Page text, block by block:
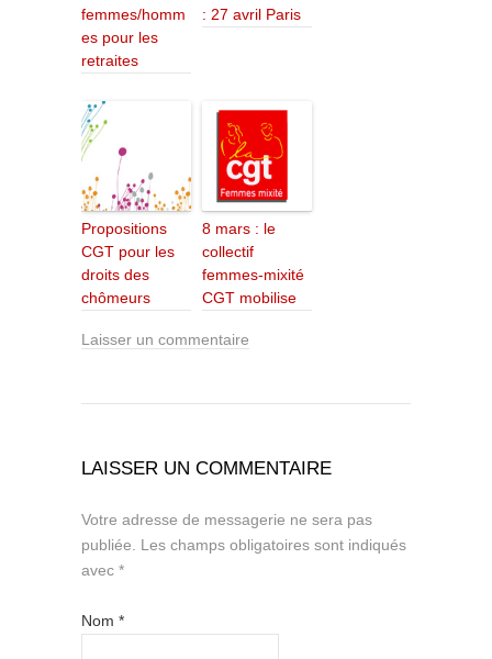
femmes/homm
es pour les
retraites
: 27 avril Paris
Propositions
CGT pour les
droits des
chômeurs
8 mars : le
collectif
femmes-mixité
CGT mobilise
Laisser un commentaire
LAISSER UN COMMENTAIRE
Votre adresse de messagerie ne sera pas
publiée.
Les champs obligatoires sont indiqués
avec *
Nom *